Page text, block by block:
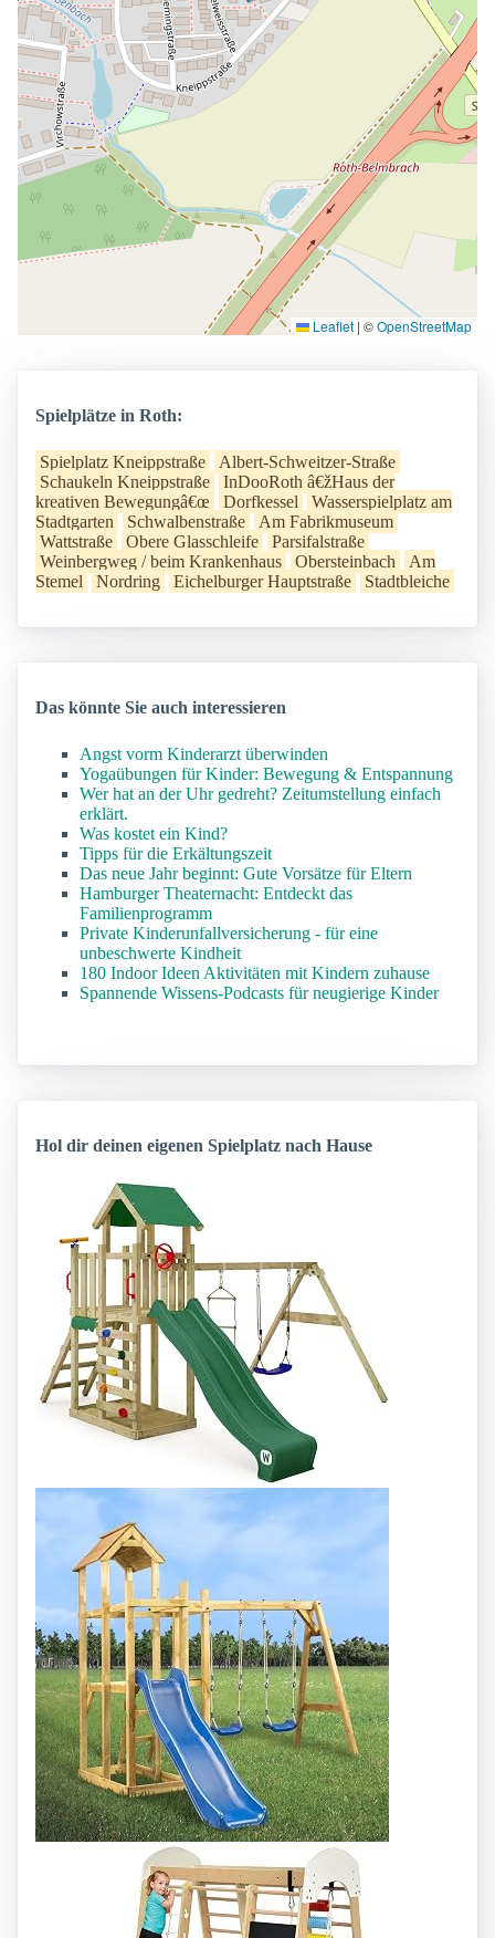
Leaflet | ©OpenStreetMap
Spielplätze in Roth:
Spielplatz Kneippstraße
Albert-Schweitzer-Straße
Schaukeln Kneippstraße
InDooRoth â€žHaus der
kreativen Bewegungâ€œ
Dorfkessel
Wasserspielplatz am
Stadtgarten
Schwalbenstraße
Am Fabrikmuseum
Wattstraße
Obere Glasschleife
Parsifalstraße
Weinbergweg / beim Krankenhaus
Obersteinbach
Am
Stemel
Nordring Eichelburger Hauptstraße Stadtbleiche
Das könnte Sie auch interessieren
Angst vorm Kinderarzt überwinden
Yogaübungen für Kinder: Bewegung & Entspannung
Wer hat an der Uhr gedreht? Zeitumstellung einfach
erklärt.
Was kostet ein Kind?
Tipps für die Erkältungszeit
Das neue Jahr beginnt: Gute Vorsätze für Eltern
Hamburger Theaternacht: Entdeckt das
Familienprogramm
Private Kinderunfallversicherung - für eine
unbeschwerte Kindheit
180 Indoor Ideen Aktivitäten mit Kindern zuhause
Spannende Wissens-Podcasts für neugierige Kinder
Hol dir deinen eigenen Spielplatz nach Hause